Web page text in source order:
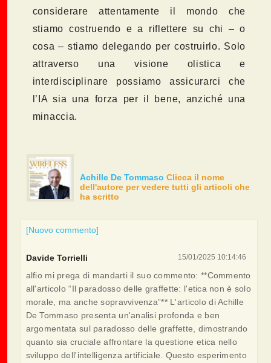
considerare attentamente il mondo che
stiamo costruendo e a riflettere su chi – o
cosa – stiamo delegando per costruirlo. Solo
attraverso una visione olistica e
interdisciplinare possiamo assicurarci che
l’IA sia una forza per il bene, anziché una
minaccia.
Achille De Tommaso Clicca il nome
dell'autore per vedere tutti gli articoli che
ha scritto
[Nuovo commento]
15/01/2025 10:14:46
Davide Torrielli
alfio mi prega di mandarti il suo commento: **Commento
all'articolo “Il paradosso delle graffette: l'etica non è solo
morale, ma anche sopravvivenza”** L'articolo di Achille
De Tommaso presenta un'analisi profonda e ben
argomentata sul paradosso delle graffette, dimostrando
quanto sia cruciale affrontare la questione etica nello
sviluppo dell'intelligenza artificiale. Questo esperimento